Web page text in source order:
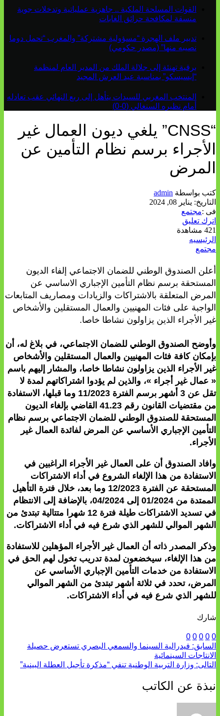
القوات المسلحة الملكية .. جاهزية عملياتية وتدخلات جوية
منسقة لمكافحة حرائق الغابات
تدبير ملف الهجرة “مسؤولية مشتركة” والمغرب “تحمل دوما
نصيبه منها” (مصدر حكومي)
برقية تهنئة إلى جلالة الملك من المدير العام لمنظمة
“إيسيسكو” بمناسبة عيد العرش المجيد
المنتخب المغربي للسيدات يتأهل إلى ربع النهائي عقب تعادله
أمام نظيره السنغالي (0-0)
“CNSS” يلغي ديون العمال غير
الأجراء برسم نظام التأمين عن
المرض
كتب بواسطة admin
التاريخ: يناير 08, 2024
فى :مجتمع
اترك تعليق
421 مشاهدة
الرئيسيه
مجتمع
أعلن الصندوق الوطني للضمان الاجتماعي إلفاء الديون
المستحقة برسم نظام التأمين الإجباري الاساسي عن
المرض المتعلقة بالاشتراكات والزيادات ومصاريف المتابعات
الواجبة على فئات المهنيين والعمال المستقلين والأشخاص
غير الأجراء الذين يزاولون نشاطا خاصا.
وأوضح الصندوق الوطني للضمان الاجتماعي، في بلاغ له، أن
بإمكان كافة فئات المهنيين والعمال المستقلين والأشخاص
غير الأجراء الذين يزاولون نشاطا خاصا، والمشار إليهم باسم
« عمال غير أجراء »، والذين لم يؤدوا اشتراكاتهم لمدة لا
تقل عن 3 أشهر برسم الفترة 11/2023 وما قبلها، الاستفادة
من مقتضيات القانون رقم 41.23 القاضي بإلغاء الديون
المستحقة للصندوق الوطني للضمان الاجتماعي برسم نظام
التأمين الإجباري الأساسي عن المرض لفائدة العمال غير
الأجراء.
وافاد الصندوق أن على العمال غير الأجراء الراغبين في
الاستفادة من هذا الإلغاء الشروع في أداء الاشتراكات
المستحقة عن الفترة 12/2023 وما بعد، خلال فترة التأهيل
الممتدة من 01/2024 إلى 04/2024، بالإضافة إلى الانتظام
في تسديد الاشتراكات طيلة فترة 12 شهرا متتالية تبتدئ من
الشهر الموالي للشهر الذي شرع فيه في أداء الاشتراكات.
وذكر المصدر ذاته أن العمال غير الأجراء المؤهلين للاستفادة
من هذا الإلغاء، سيخضعون لمدة تدريب تخول لهم الحق في
الاستفادة من خدمات التأمين الإجباري الأساسي عن
المرض، تحدد في ثلاثة أشهر تبتدئ من الشهر الموالي
للشهر الذي شرع فيه في أداء الاشتراكات.
شارك
0
0
0
0
0
السابق: فيدرالية السينما والسمعي البصري تستعرض حصيلة
الانتاجات السينمائية
التالى: وزارة التربية الوطنية تنفي “مذكرة تأجيل العطلة البينية”
نبذة عن الكاتب